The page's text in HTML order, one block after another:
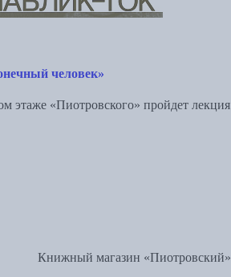
человек»
этаже «Пиотровского» пройдет
Книжный магазин